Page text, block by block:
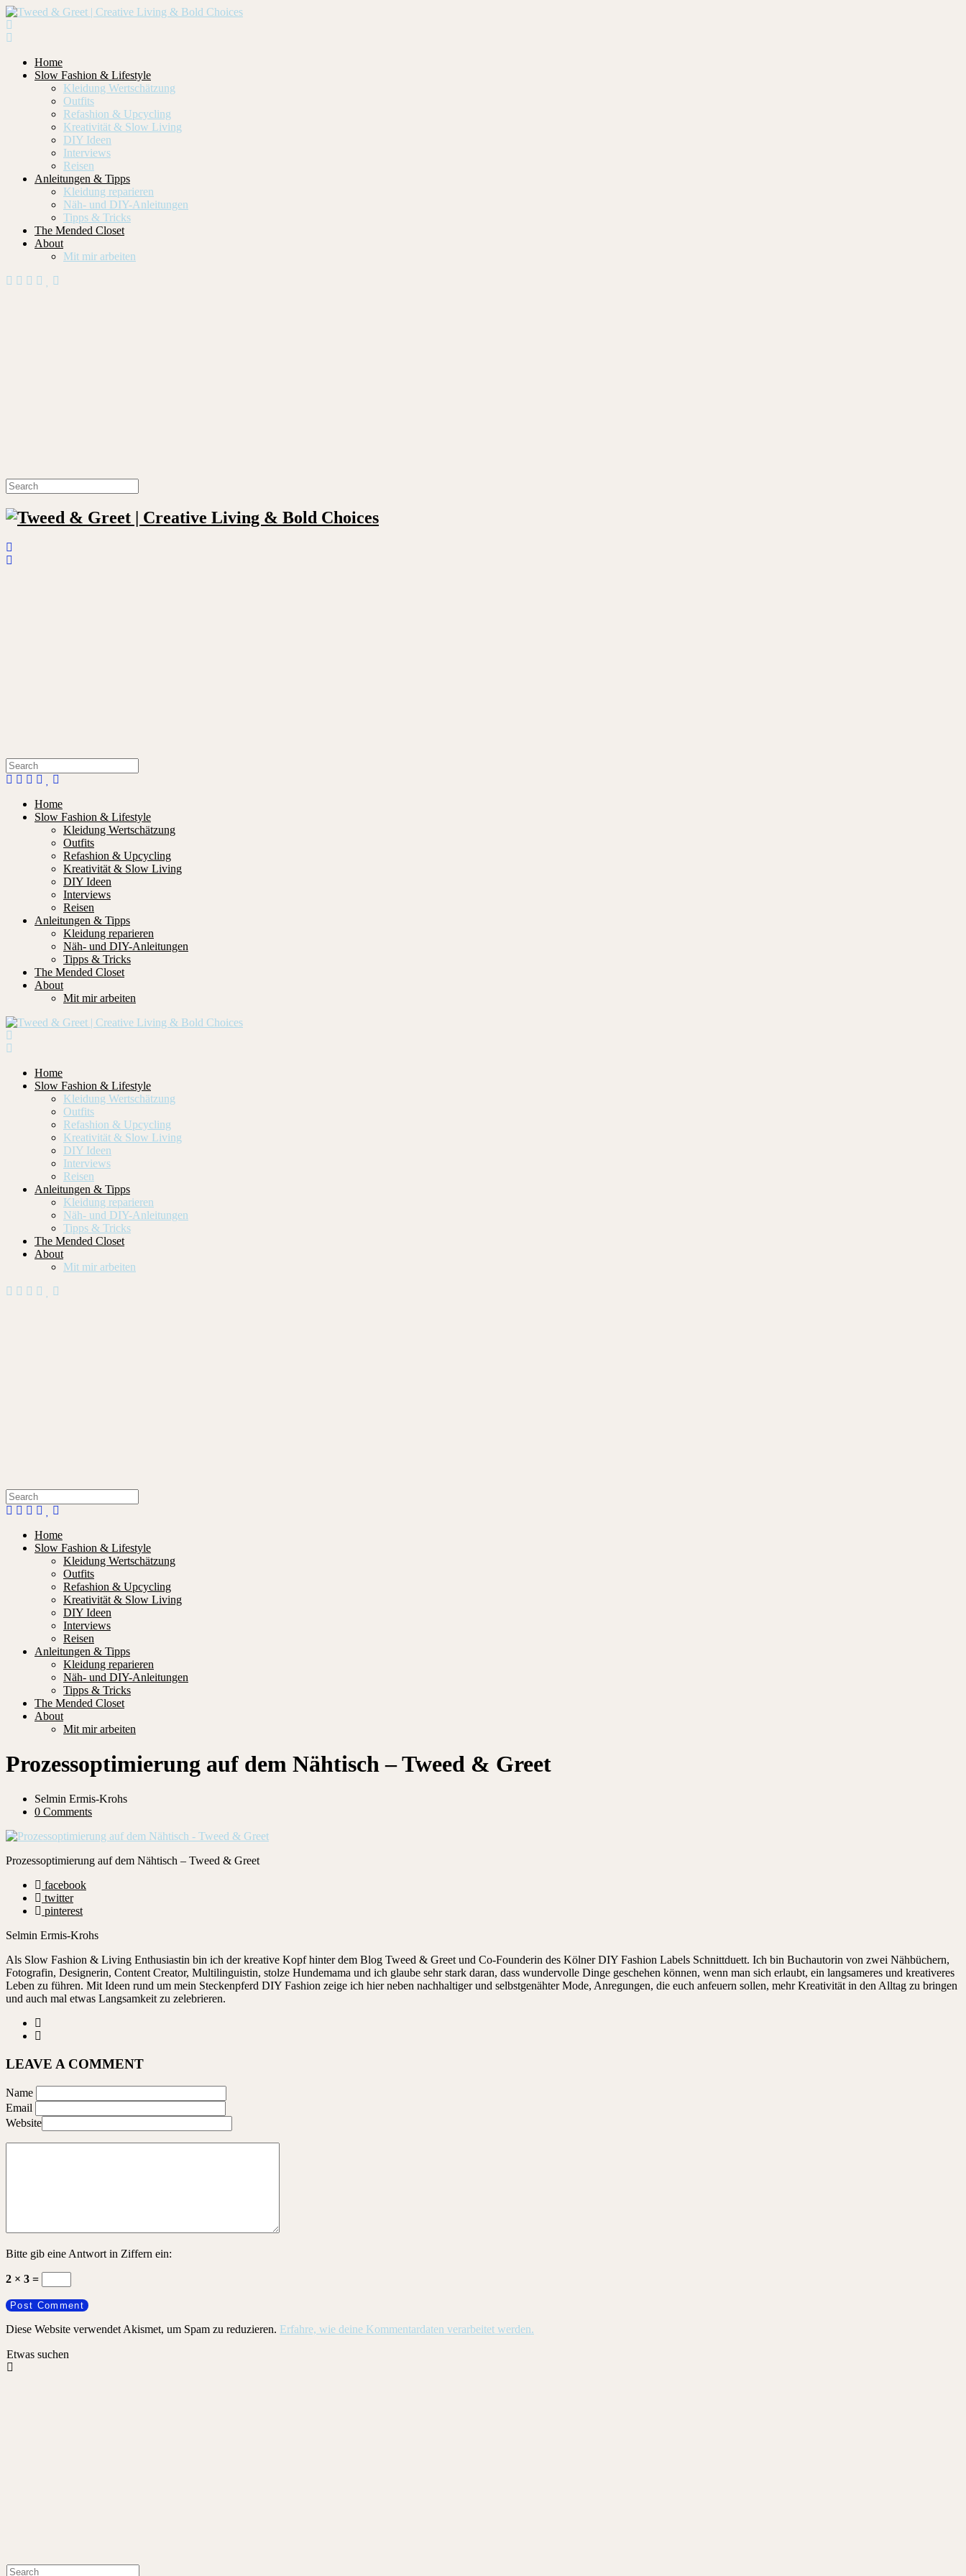
Home
Slow Fashion & Lifestyle
Kleidung Wertschätzung
Outfits
Refashion & Upcycling
Kreativität & Slow Living
DIY Ideen
Interviews
Reisen
Anleitungen & Tipps
Kleidung reparieren
Näh- und DIY-Anleitungen
Tipps & Tricks
The Mended Closet
About
Mit mir arbeiten
Home
Slow Fashion & Lifestyle
Kleidung Wertschätzung
Outfits
Refashion & Upcycling
Kreativität & Slow Living
DIY Ideen
Interviews
Reisen
Anleitungen & Tipps
Kleidung reparieren
Näh- und DIY-Anleitungen
Tipps & Tricks
The Mended Closet
About
Mit mir arbeiten
Home
Slow Fashion & Lifestyle
Kleidung Wertschätzung
Outfits
Refashion & Upcycling
Kreativität & Slow Living
DIY Ideen
Interviews
Reisen
Anleitungen & Tipps
Kleidung reparieren
Näh- und DIY-Anleitungen
Tipps & Tricks
The Mended Closet
About
Mit mir arbeiten
Home
Slow Fashion & Lifestyle
Kleidung Wertschätzung
Outfits
Refashion & Upcycling
Kreativität & Slow Living
DIY Ideen
Interviews
Reisen
Anleitungen & Tipps
Kleidung reparieren
Näh- und DIY-Anleitungen
Tipps & Tricks
The Mended Closet
About
Mit mir arbeiten
Prozessoptimierung auf dem Nähtisch – Tweed & Greet
Selmin Ermis-Krohs
0 Comments
Prozessoptimierung auf dem Nähtisch – Tweed & Greet
facebook
twitter
pinterest
Selmin Ermis-Krohs
Als Slow Fashion & Living Enthusiastin bin ich der kreative Kopf hinter dem Blog Tweed & Greet und Co-Founderin des Kölner DIY Fashion Labels Schnittduett. Ich bin Buchautorin von zwei Nähbüchern,
Fotografin, Designerin, Content Creator, Multilinguistin, stolze Hundemama und ich glaube sehr stark daran, dass wundervolle Dinge geschehen können, wenn man sich erlaubt, ein langsameres und kreativeres
Leben zu führen. Mit Ideen rund um mein Steckenpferd DIY Fashion zeige ich hier neben nachhaltiger und selbstgenähter Mode, Anregungen, die euch anfeuern sollen, mehr Kreativität in den Alltag zu bringen
und auch mal etwas Langsamkeit zu zelebrieren.
LEAVE A COMMENT
Name
Email
Website
Bitte gib eine Antwort in Ziffern ein:
2 × 3 =
Diese Website verwendet Akismet, um Spam zu reduzieren. Erfahre, wie deine Kommentardaten verarbeitet werden.
Etwas suchen